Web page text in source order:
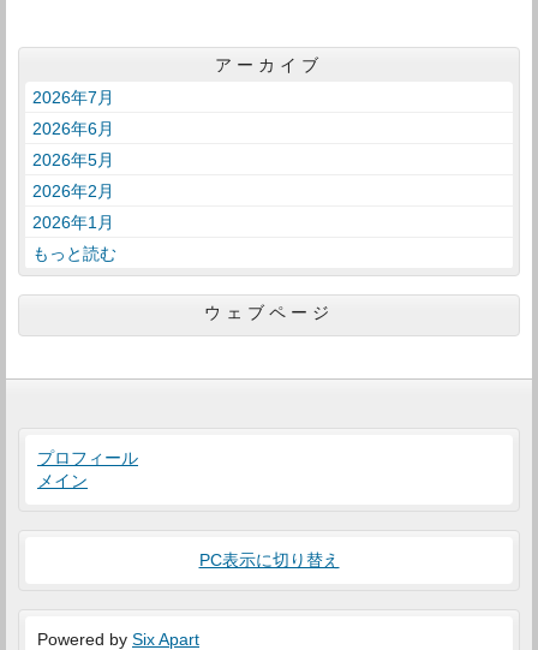
アーカイブ
2026年7月
2026年6月
2026年5月
2026年2月
2026年1月
もっと読む
ウェブページ
プロフィール
メイン
PC表示に切り替え
Powered by Six Apart